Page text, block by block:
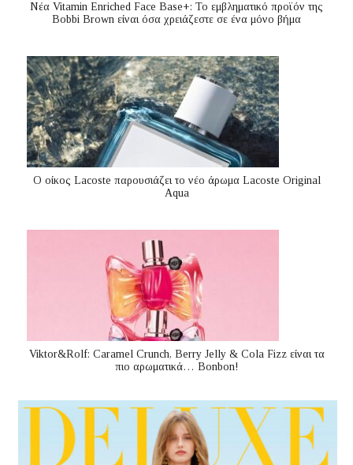
Nέα Vitamin Enriched Face Base+: Το εμβληματικό προϊόν της
Bobbi Brown είναι όσα χρειάζεστε σε ένα μόνο βήμα
Ο οίκος Lacoste παρουσιάζει το νέο άρωμα Lacoste Original
Aqua
Viktor&Rolf: Caramel Crunch, Berry Jelly & Cola Fizz είναι τα
πιο αρωματικά… Bonbon!